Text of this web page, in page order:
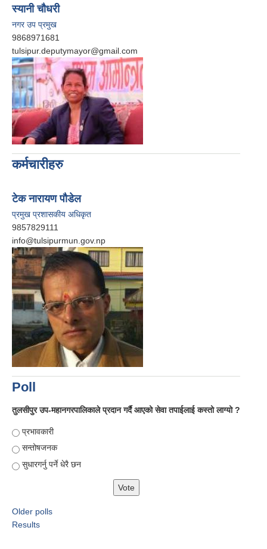
स्यानी चाैधरी
नगर उप प्रमुख
9868971681
tulsipur.deputymayor@gmail.com
कर्मचारीहरु
टेक नारायण पौडेल
प्रमुख प्रशासकीय अधिकृत
9857829111
info@tulsipurmun.gov.np
Poll
तुलसीपुर उप-महानगरपालिकाले प्रदान गर्दै आएको सेवा तपाईलाई कस्तो लाग्यो ?
Choices
प्रभावकारी
सन्तोषजनक
सुधारगर्नु पर्ने धेरै छन
Older polls
Results